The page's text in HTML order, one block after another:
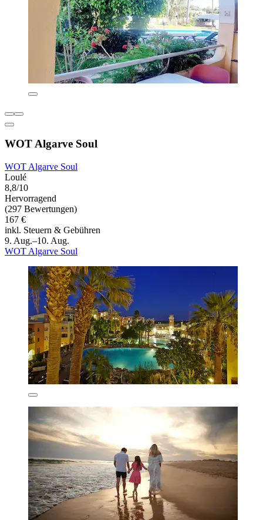
WOT Algarve Soul
WOT Algarve Soul
Loulé
8,8/10
Hervorragend
(297 Bewertungen)
167 €
inkl. Steuern & Gebühren
9. Aug.–10. Aug.
WOT Algarve Soul